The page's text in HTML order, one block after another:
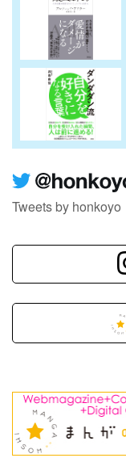
Tweets by honkoyo